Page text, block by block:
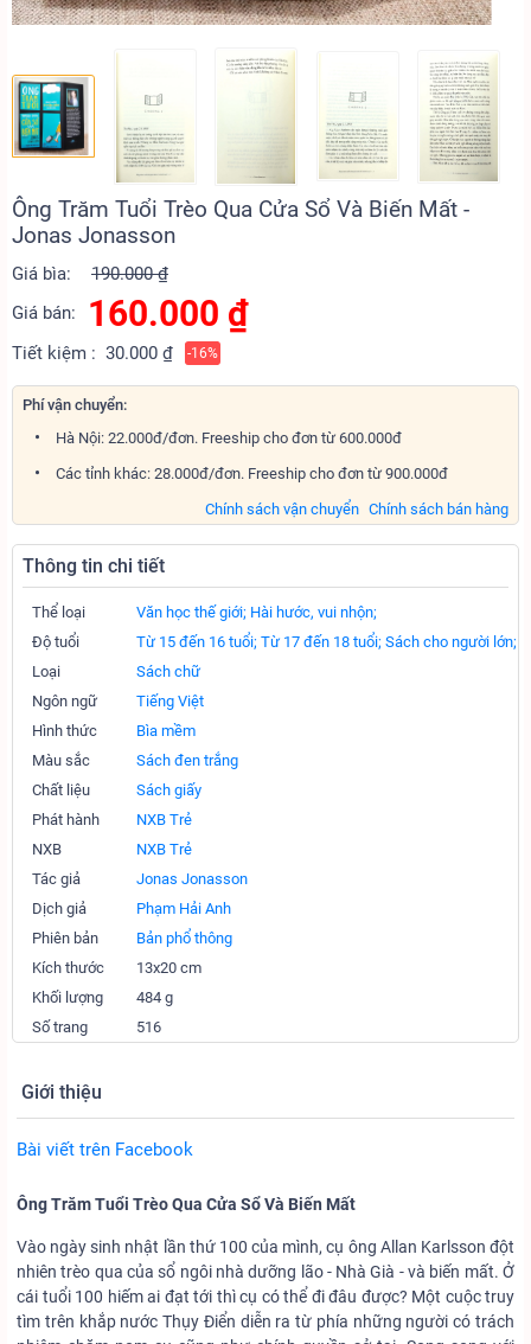
Ông Trăm Tuổi Trèo Qua Cửa Sổ Và Biến Mất -
Jonas Jonasson
Giá bìa:
190.000 ₫
Giá bán:
160.000 ₫
Tiết kiệm : 30.000 ₫ -16%
Phí vận chuyển:
Hà Nội: 22.000đ/đơn. Freeship cho đơn từ 600.000đ
Các tỉnh khác: 28.000đ/đơn. Freeship cho đơn từ 900.000đ
Chính sách bán hàng
Chính sách vận chuyển
Thông tin chi tiết
Thể loại Văn học thế giới; Hài hước, vui nhộn;
Độ tuổi
Từ 15 đến 16 tuổi; Từ 17 đến 18 tuổi; Sách cho người lớn;
Loại
Sách chữ
Ngôn ngữ
Tiếng Việt
Hình thức
Bìa mềm
Màu sắc
Sách đen trắng
Chất liệu
Sách giấy
Phát hành
NXB Trẻ
NXB
NXB Trẻ
Tác giả
Jonas Jonasson
Dịch giả
Phạm Hải Anh
Phiên bản
Bản phổ thông
Kích thước
13x20 cm
Khối lượng
484 g
Số trang
516
Giới thiệu
Bài viết trên Facebook
Ông Trăm Tuổi Trèo Qua Cửa Sổ Và Biến Mất
Vào ngày sinh nhật lần thứ 100 của mình, cụ ông Allan Karlsson đột
nhiên trèo qua của sổ ngôi nhà dưỡng lão - Nhà Già - và biến mất. Ở
cái tuổi 100 hiếm ai đạt tới thì cụ có thể đi đâu được? Một cuộc truy
tìm trên khắp nước Thụy Điển diễn ra từ phía những người có trách